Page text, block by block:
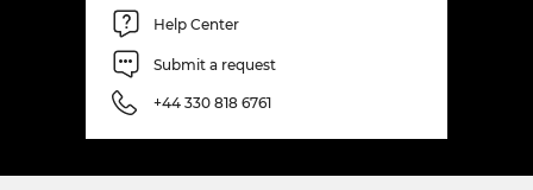
Help Center
Submit a request
+44 330 818 6761